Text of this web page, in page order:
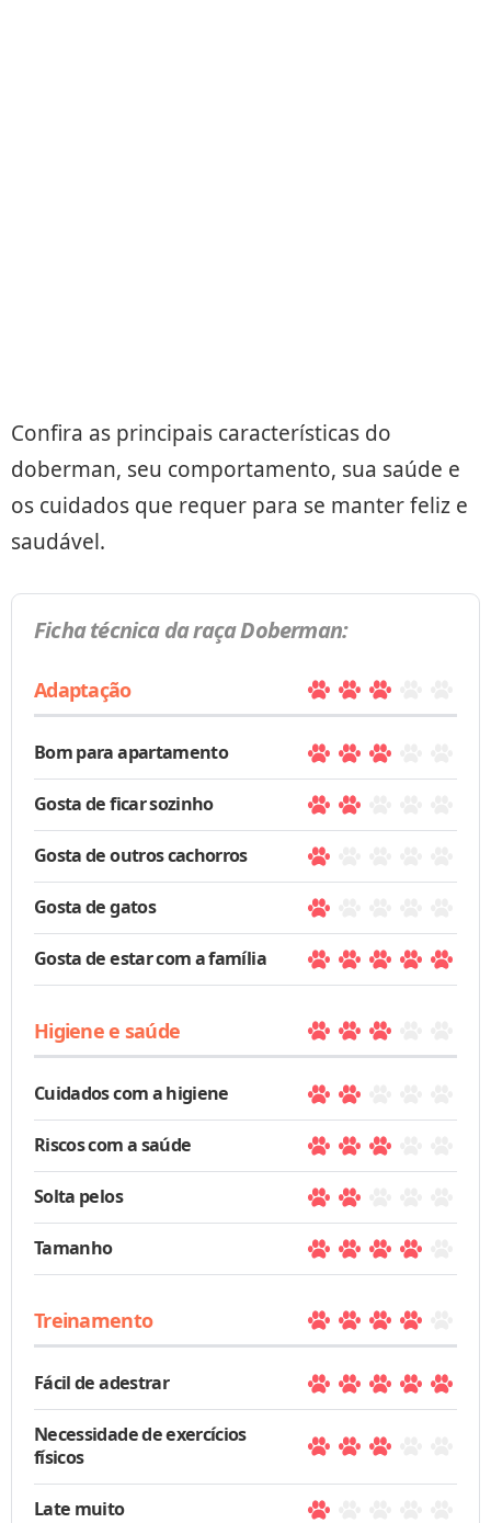
Confira as principais características do
doberman, seu comportamento, sua saúde e
os cuidados que requer para se manter feliz e
saudável.
Ficha técnica da raça Doberman:
Adaptação
Bom para apartamento
Gosta de ficar sozinho
Gosta de outros cachorros
Gosta de gatos
Gosta de estar com a família
Higiene e saúde
Cuidados com a higiene
Riscos com a saúde
Solta pelos
Tamanho
Treinamento
Fácil de adestrar
Necessidade de exercícios
físicos
Late muito